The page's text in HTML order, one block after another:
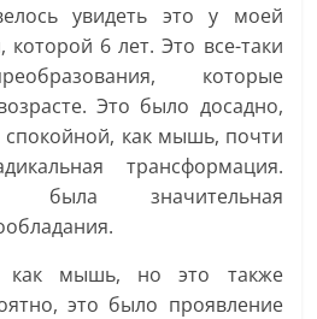
увидеть это у моей
которой 6 лет. Это все-таки
которые
Это было досадно,
спокойной, как мышь, почти
трансформация.
была значительная
как мышь, но это также
это было проявление